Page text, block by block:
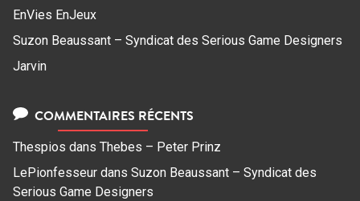
EnVies EnJeux
Suzon Beaussant – Syndicat des Serious Game Designers
Jarvin
COMMENTAIRES RÉCENTS
Thespios dans Thebes – Peter Prinz
LePionfesseur dans Suzon Beaussant – Syndicat des
Serious Game Designers